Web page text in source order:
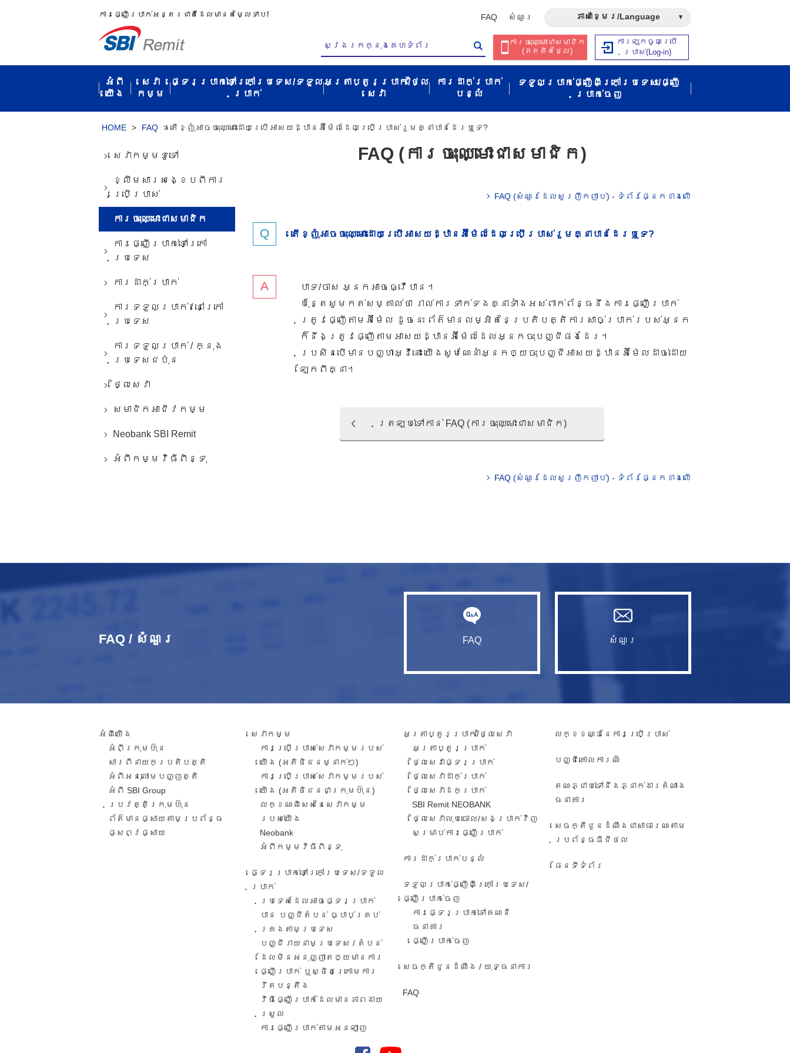
ការ​ផ្ញើប្រាក់​អន្តរជាតិ​ដែល​មាន​តម្លៃ​ទាប! FAQ សំណួរ​ ភាសាខ្មែរ/Language
ការចុះឈ្មោះជាសមាជិក​​
(ឥត​គិត​ថ្លៃ​)
ការឡុកចូលប្រើ
ប្រាស់​(Log-in)
អំពី​
យើង
សេវា
កម្ម​
ផ្ទេរប្រាក់ទៅក្រៅប្រទេស/ទទួល​
ប្រាក់​
អត្រាប្តូរប្រាក់/ថ្លៃ
សេវា​
ការដាក់ប្រាក់
បន្លំ
ទទួលប្រាក់ផ្ញើពីក្រៅប្រទេស/ផ្ញើ
ប្រាក់ចេញ
HOME > FAQ > តើខ្ញុំ​អាច​ចុះ​ឈ្មោះ​ដោយ​ប្រើ​អាសយដ្ឋាន​អ៊ីម៉ែល​ដែល​ប្រើប្រាស់​រួម​គ្នា​បាន​ដែរ​ឬ​ទេ​?​
FAQ (ការ​ចុះ​ឈ្មោះ​ជា​សមាជិក​)
FAQ (សំណួរ​ដែល​សួរ​ញឹក​ញាប់) - ទំព័រផ្នែកខាងលើ​
តើខ្ញុំ​អាច​ចុះ​ឈ្មោះ​ដោយ​ប្រើ​អាសយដ្ឋាន​អ៊ីម៉ែល​ដែល​ប្រើប្រាស់​រួម​គ្នា​បាន​ដែរ​ឬ​ទេ​?​
បាទ/ចាស អ្នក​អាច​ធ្វើ​បាន​។​
ប៉ុន្តែ​សូម​កត់​សម្គាល់​ថា​ រាល់​ការ​ទាក់​ទង​គ្នា​ទាំង​អស់​ពាក់ព័ន្ធ​នឹង​ការ​ផ្ញើ​ប្រាក់​
ត្រូវ​ផ្ញើ​តាម​អ៊ីម៉ែល​ ដូច​នេះ​ ព័ត៌មាន​លម្អិត​នៃ​ប្រតិបត្តិការ​សាច់​ប្រាក់​របស់​អ្នក
ក៏​នឹង​ត្រូវ​ផ្ញើ​​តាម​អាសយដ្ឋាន​អ៊ីម៉ែល​​ដែល​អ្នកចុះ​បញ្ជី​​ផង​ដែរ​។​
ប្រសិន​បើ​មាន​បញ្ហា​អ្វី​នោះ​ យើង​សូមណែ​នាំ​អ្នក​ឲ្យ​ចុះ​បញ្ជី​អាសយដ្ឋាន​អ៊ីម៉ែល​ដាច់​ដោយ​
ឡែក​ពី​គ្នា​។​
ត្រឡប់​ទៅ​កាន់​ FAQ (ការ​ចុះ​ឈ្មោះ​ជា​សមាជិក​)
FAQ (សំណួរ​ដែល​សួរ​ញឹក​ញាប់) - ទំព័រផ្នែកខាងលើ​
សេវាកម្ម​ទូទៅ​
ខ្លឹមសារ​សង្ខេប​ពី​ការ​
ប្រើប្រាស់​
ការ​ចុះ​ឈ្មោះ​ជា​សមាជិក​
ការ​ផ្ញើ​ប្រាក់​ទៅ​ក្រៅ​
ប្រទេស​
ការ​ដាក់​ប្រាក់​
ការ​ទទួល​ប្រាក់​ / ​នៅ​ក្រៅ​
ប្រទេស
ការ​ទទួល​ប្រាក់​ / ក្នុង​
ប្រទេស​ជប៉ុន
ថ្លៃ​សេវា​
សមាជិកអាជីវកម្ម
Neobank SBI Remit
អំពីកម្មវិធីពិន្ទុ
FAQ / សំណួរ​ FAQ សំណួរ​
អំពី​យើង
អំពីក្រុមហ៊ុន
សារពី​នាយកប្រតិបត្តិ​
អំពីអនុលោមបញ្ញត្តិ
អំពី SBI Group
ប្រវត្តិក្រុមហ៊ុន​
ព័ត៌មានផ្សាយតាមប្រព័ន្ធ
ផ្សព្វផ្សាយ​
សេវាកម្ម​
ការ​ប្រើប្រាស់​សេវាកម្ម​របស់​
យើង​ (អតិថិជន​​ម្នាក់​ៗ​)
ការប្រើប្រាស់សេវាកម្ម​​របស់
យើង​ (អតិថិជន​ជា​ក្រុមហ៊ុន​)
លក្ខណៈ​ពិសេស​នៃ​សេវា​កម្ម​
របស់​យើង
Neobank
អំពីកម្មវិធីពិន្ទុ
ផ្ទេរប្រាក់ទៅក្រៅប្រទេស/ទទួល​
ប្រាក់​
ប្រទេសដែលអាចផ្ទេរប្រាក់
បាន បញ្ជីតំបន់ ច្បាប់គ្រប់
គ្រងតាមប្រទេស
បញ្ជីរាយនាមប្រទេស​ / តំបន់​
ដែល​មិន​អនុ​ញ្ញា​តឲ្យ​មានការ​​
ផ្ញើប្រាក់​ ឬ​ស្ថិត​ក្រោ​ម​ការ​
រឹតបន្តឹង
វិធី​ផ្ញើ​ប្រាក់​ដែល​មាន​ភាព​ងាយ​
ស្រួល​
ការ​ផ្ញើ​ប្រាក់​តាម​អនឡាញ​
អត្រាប្តូរប្រាក់/ថ្លៃសេវា​
អត្រា​ប្តូរ​ប្រាក់​
ថ្លៃសេវាផ្ទេរប្រាក់
ថ្លៃសេវាដាក់ប្រាក់
ថ្លៃសេវាដកប្រាក់
SBI Remit NEOBANK
ថ្លៃសេវាលុបចោល/សងប្រាក់វិញ
សម្រាប់ការផ្ញើប្រាក់
ការដាក់ប្រាក់បន្លំ
ទទួលប្រាក់ផ្ញើពីក្រៅប្រទេស/
ផ្ញើប្រាក់ចេញ
ការ​ផ្ទេរ​ប្រាក់​ទៅ​គណនី
ធនាគារ​
​ផ្ញើប្រាក់ចេញ
សេចក្តីជូនដំណឹង / យុទ្ធនាការ
FAQ
លក្ខខណ្ឌនៃការប្រើប្រាស់
បញ្ជី​គោលការណ៍
តណភ្ជាប់ទៅនឹងភ្នាក់ងារតំណាង
ធនាគារ
សេចក្តីជូនដំណឹង​ជា​សាធារណៈ​តាម​
ប្រព័ន្ធ​ឌីជីថល
ផែនទីទំព័រ